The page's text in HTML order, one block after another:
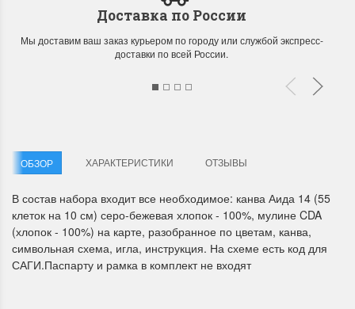
Чудетство...
ПОДРОБНЕЕ
Анастасия Туманова
1 июня 2024 11:29
Раритеты Дим.
Анастасия Туманова
22 мая 2024 13:01
Доставка по России
Мы доставим ваш заказ курьером по городу или службой экспресс-
доставки по всей России.
ОБЗОР ХАРАКТЕРИСТИКИ ОТЗЫВЫ
В состав набора входит все необходимое: канва Аида 14 (55
клеток на 10 см) серо-бежевая хлопок - 100%, мулине CDA
(хлопок - 100%) на карте, разобранное по цветам, канва,
символьная схема, игла, инструкция. На схеме есть код для
САГИ.Паспарту и рамка в комплект не входят